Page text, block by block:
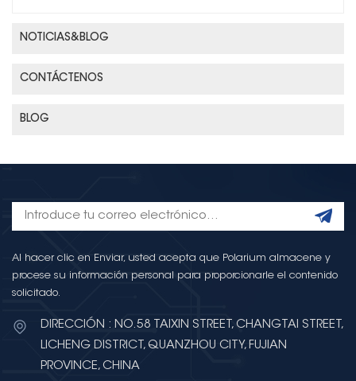
NOTICIAS&BLOG
CONTÁCTENOS
BLOG
Al hacer clic en Enviar, usted acepta que Polarium almacene y
procese su información personal para proporcionarle el contenido
solicitado.
DIRECCIÓN : NO.58 TAIXIN STREET, CHANGTAI STREET,
LICHENG DISTRICT, QUANZHOU CITY, FUJIAN
PROVINCE, CHINA